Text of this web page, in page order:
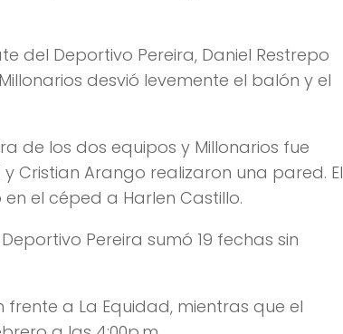
del Deportivo Pereira, Daniel Restrepo
desvió levemente el balón y el
de los dos equipos y Millonarios fue
Cristian Arango realizaron una pared. El
el céped a Harlen Castillo.
Pereira sumó 19 fechas sin
frente a La Equidad, mientras que el